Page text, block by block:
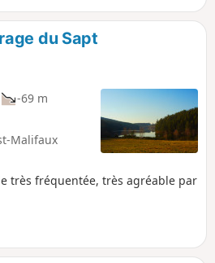
du Sapt
-69 m
Malifaux
très fréquentée, très agréable par